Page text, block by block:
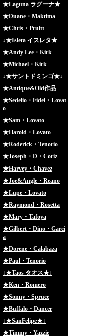
★Laguna ラグーナ★
★Duane・Maktima
★Chris・Pruitt
↓★Isleta イスレタ★
★Andy Lee・Kirk
★Michael・Kirk
↓★サントドミンゴ★↓
★Antique&Old作品
★Sedelio・Fidel・Lovat
o
★Sam・Lovato
★Harold・Lovato
★Roderick・Tenorio
★Joseph・D・Coriz
★Harvey・Chavez
★Joe&Angle・Reano
★Lupe・Lovato
★Raymond・Rosetta
★Mary・Tafoya
★Gilbert・Dino・Garci
a
★Dorene・Calabaza
★Paul・Tenorio
↓★Taos タオス★↓
★Ken・Romero
★Sonny・Spruce
★Buffalo・Dancer
↓★SanFelipe★↓
★Timmy・Yazzie